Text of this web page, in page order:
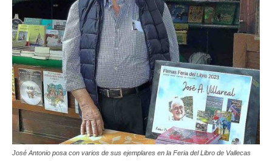
José Antonio posa con varios de sus ejemplares en la Feria del Libro de Vallecas